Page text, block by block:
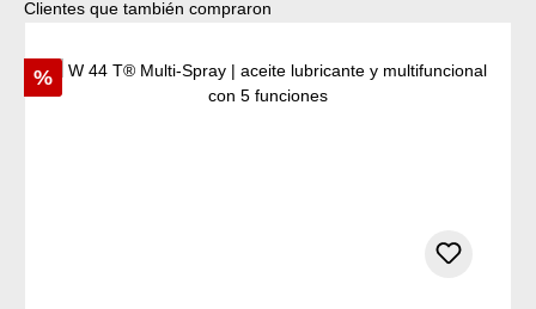
Omitir la galería de productos
Clientes que también compraron
Descuento
%